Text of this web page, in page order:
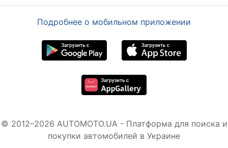
Подробнее о мобильном приложении
© 2012–2026 AUTOMOTO.UA - Платформа для поиска и
покупки автомобилей в Украине